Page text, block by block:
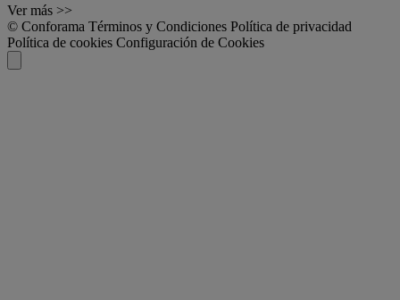
Ver más >>
© Conforama Términos y Condiciones Política de privacidad
Política de cookies Configuración de Cookies